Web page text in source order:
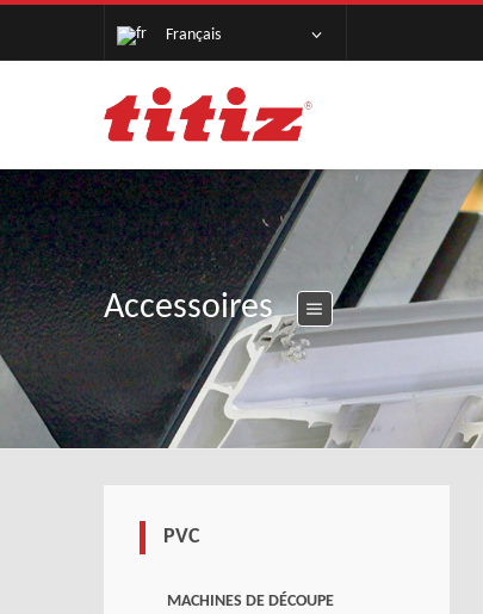
Français
Accessoires
PVC
MACHINES DE DÉCOUPE